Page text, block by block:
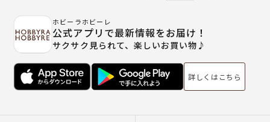
ホビーラホビーレ
公式アプリで最新情報をお届け！
サクサク見られて、楽しいお買い物♪
詳しくはこちら